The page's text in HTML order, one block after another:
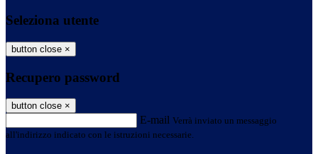
Seleziona utente
button close ×
Recupero password
button close ×
E-mail Verrà inviato un messaggio
all'indirizzo indicato con le istruzioni necessarie.